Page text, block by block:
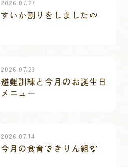
2026.07.27
すいか割りをしました🍉
2026.07.23
避難訓練と今月のお誕生日
メニュー
2026.07.14
今月の食育🦒きりん組🦒